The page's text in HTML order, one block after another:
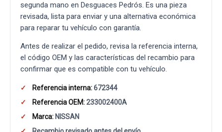
segunda mano en Desguaces Pedrós. Es una pieza
revisada, lista para enviar y una alternativa económica
para reparar tu vehículo con garantía.
Antes de realizar el pedido, revisa la referencia interna,
el código OEM y las características del recambio para
confirmar que es compatible con tu vehículo.
Referencia interna:672344
Referencia OEM:233002400A
Marca: NISSAN